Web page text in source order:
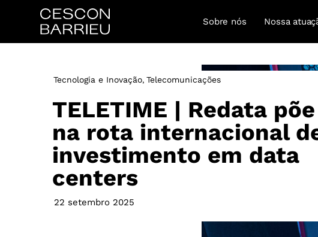
Sobre nós Nossa
Tecnologia e Inovação,Telecomunicações
TELETIME | Redata
na rota internacional
investimento em data
centers
22 setembro 2025